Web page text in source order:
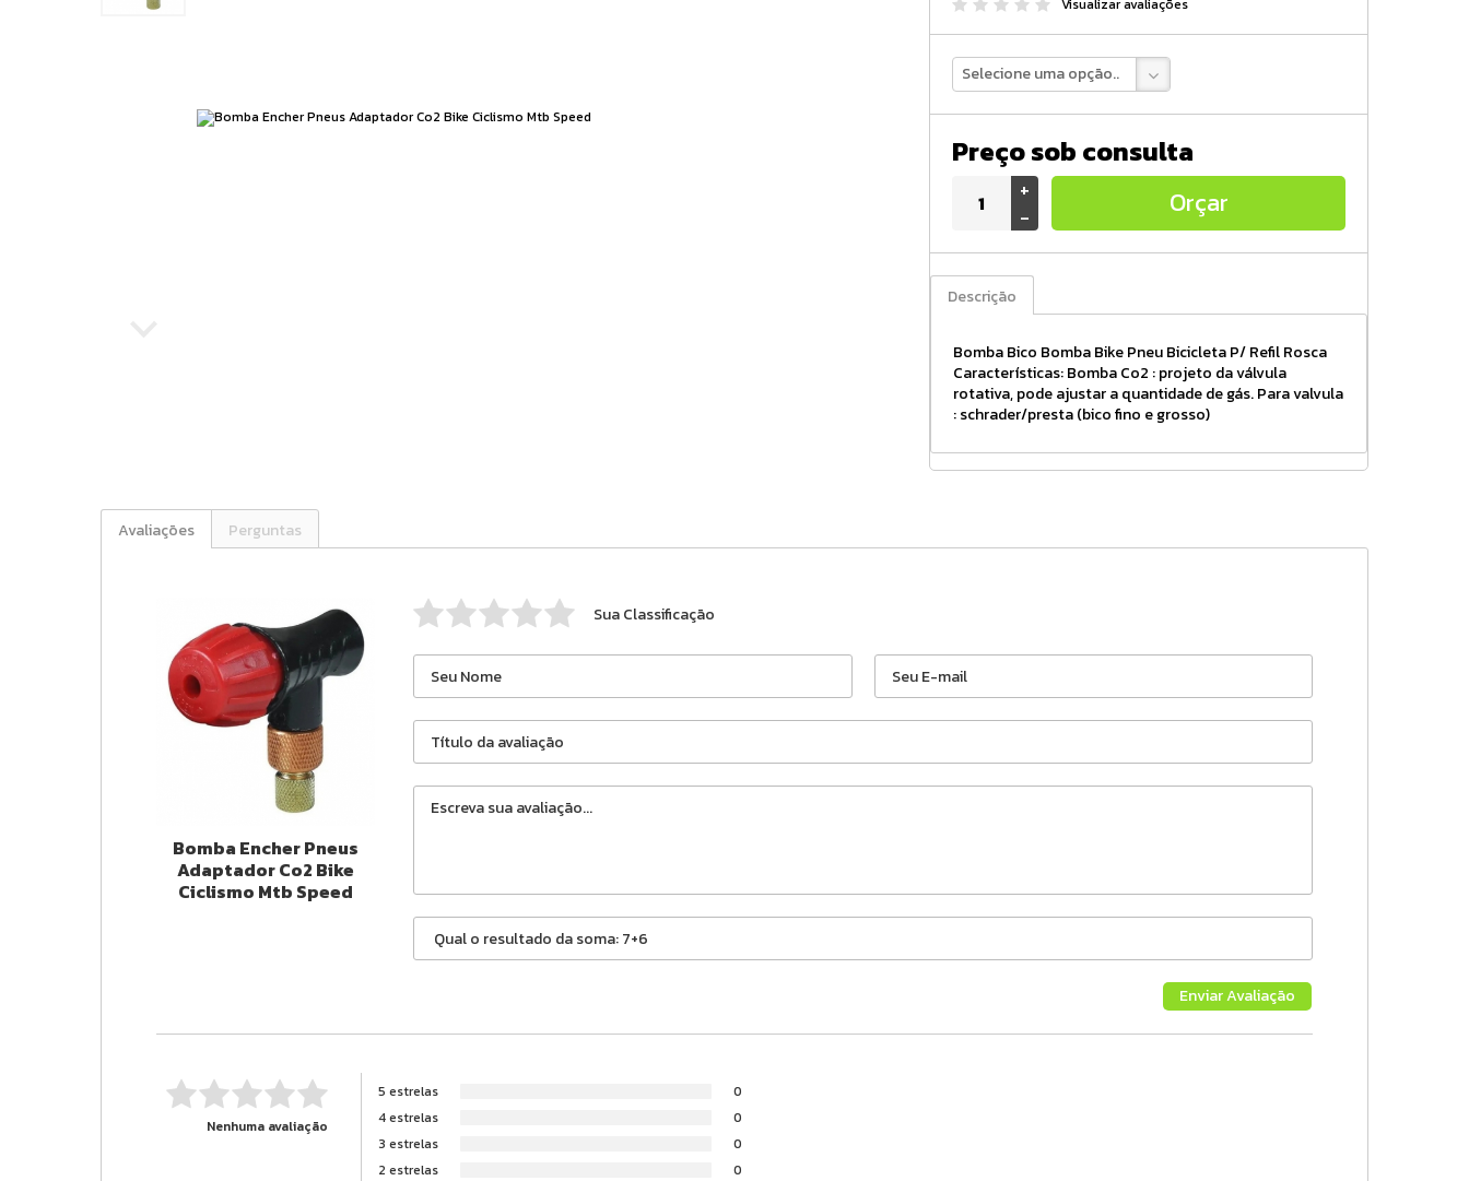
Visualizar avaliações
Selecione uma opção..
Preço sob consulta
+
-
Orçar
Descrição
Bomba Bico Bomba Bike Pneu Bicicleta P/ Refil Rosca
Características: Bomba Co2 : projeto da válvula
rotativa, pode ajustar a quantidade de gás. Para valvula
: schrader/presta (bico fino e grosso)
Avaliações Perguntas
Bomba Encher Pneus
Adaptador Co2 Bike
Ciclismo Mtb Speed
Sua Classificação
Nenhuma avaliação
5 estrelas
0
4 estrelas
0
3 estrelas
0
2 estrelas
0